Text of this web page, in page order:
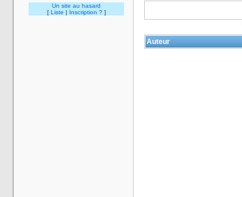
Un site au hasard
[ Liste | Inscription ? ]
Auteur